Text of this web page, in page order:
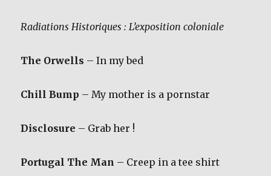
Radiations Historiques : L’exposition coloniale
The Orwells – In my bed
Chill Bump – My mother is a pornstar
Disclosure – Grab her !
Portugal The Man – Creep in a tee shirt